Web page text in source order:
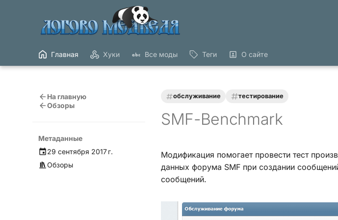
Главная Хуки Все моды Теги О сайте
На главную
Обзоры
Метаданные
29 сентября 2017 г.
Обзоры
обслуживание тестирование
SMF-Benchmark
Модификация помогает провести тест
данных форума SMF при создании
сообщений.